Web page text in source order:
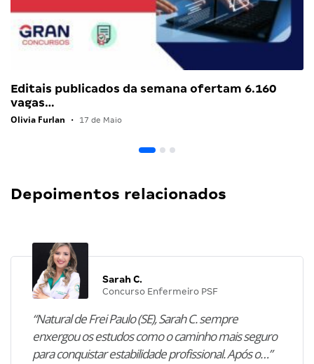
Editais publicados da semana ofertam 6.160
vagas…
Olivia Furlan • 17 de Maio
Depoimentos relacionados
Sarah C.
Concurso Enfermeiro PSF
“Natural de Frei Paulo (SE), Sarah C. sempre
enxergou os estudos como o caminho mais seguro
para conquistar estabilidade profissional. Após o…”